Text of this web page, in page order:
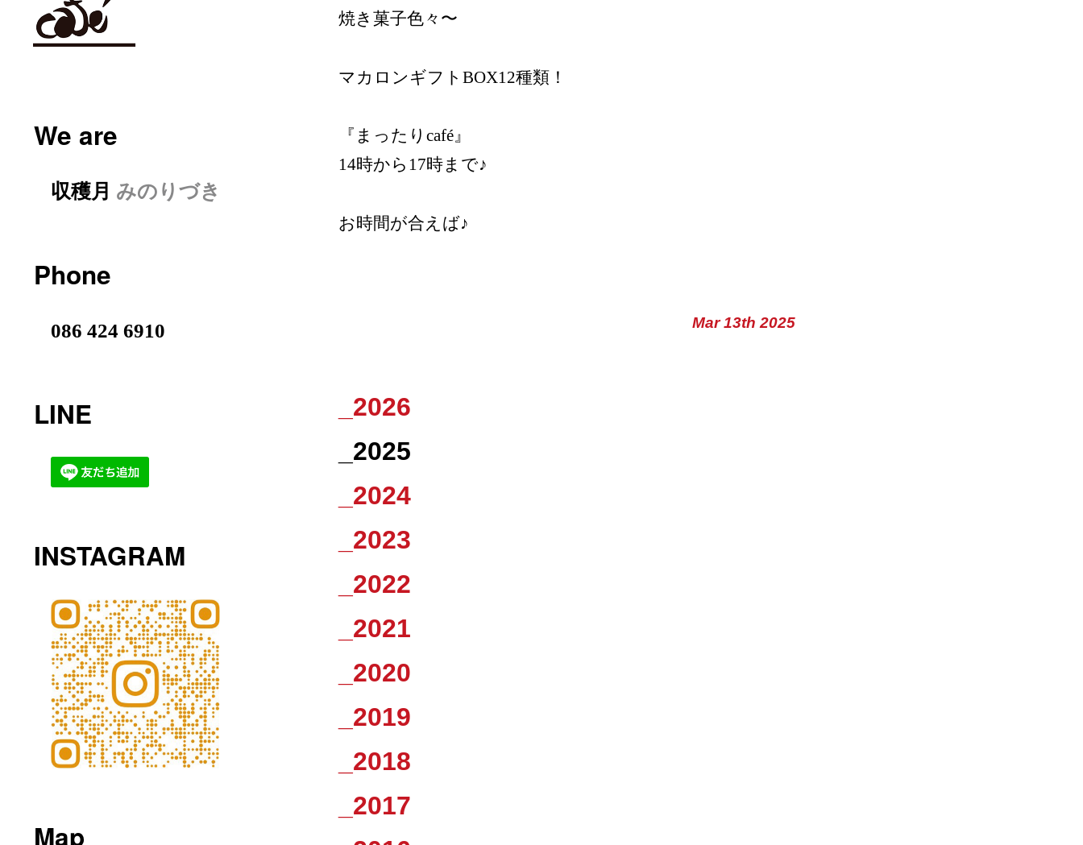
焼き菓子色々〜
マカロンギフトBOX12種類！
『まったりcafé』
14時から17時まで♪
お時間が合えば♪
Mar 13th 2025
_2026
_2025
_2024
_2023
_2022
_2021
_2020
_2019
_2018
_2017
We are
収穫月 みのりづき
Phone
086 424 6910
LINE
INSTAGRAM
Map